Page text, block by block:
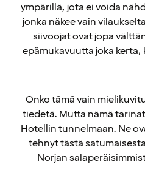
ympärillä, jota ei voida
jonka näkee vain
siivoojat ovat jopa
epämukavuutta joka kerta,
Onko tämä vain
tiedetä. Mutta nämä
Hotellin tunnelmaan. Ne
tehnyt tästä
Norjan